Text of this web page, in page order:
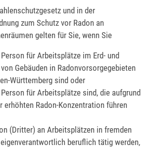
und in der
zum Schutz vor Radon an
gelten für Sie, wenn Sie
für Arbeitsplätze im Erd- und
Gebäuden in Radonvorsorgegebieten
Württemberg sind oder
für Arbeitsplätze sind, die aufgrund
erhöhten Radon-Konzentration führen
(Dritter) an Arbeitsplätzen in fremden
beruflich tätig werden,